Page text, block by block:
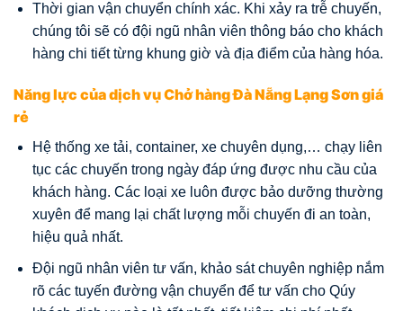
Thời gian vận chuyển chính xác. Khi xảy ra trễ chuyến,
chúng tôi sẽ có đội ngũ nhân viên thông báo cho khách
hàng chi tiết từng khung giờ và địa điểm của hàng hóa.
Năng lực của dịch vụ Chở hàng Đà Nẵng Lạng Sơn giá
rẻ
Hệ thống xe tải, container, xe chuyên dụng,… chạy liên
tục các chuyến trong ngày đáp ứng được nhu cầu của
khách hàng. Các loại xe luôn được bảo dưỡng thường
xuyên để mang lại chất lượng mỗi chuyến đi an toàn,
hiệu quả nhất.
Đội ngũ nhân viên tư vấn, khảo sát chuyên nghiệp nắm
rõ các tuyến đường vận chuyển để tư vấn cho Qúy